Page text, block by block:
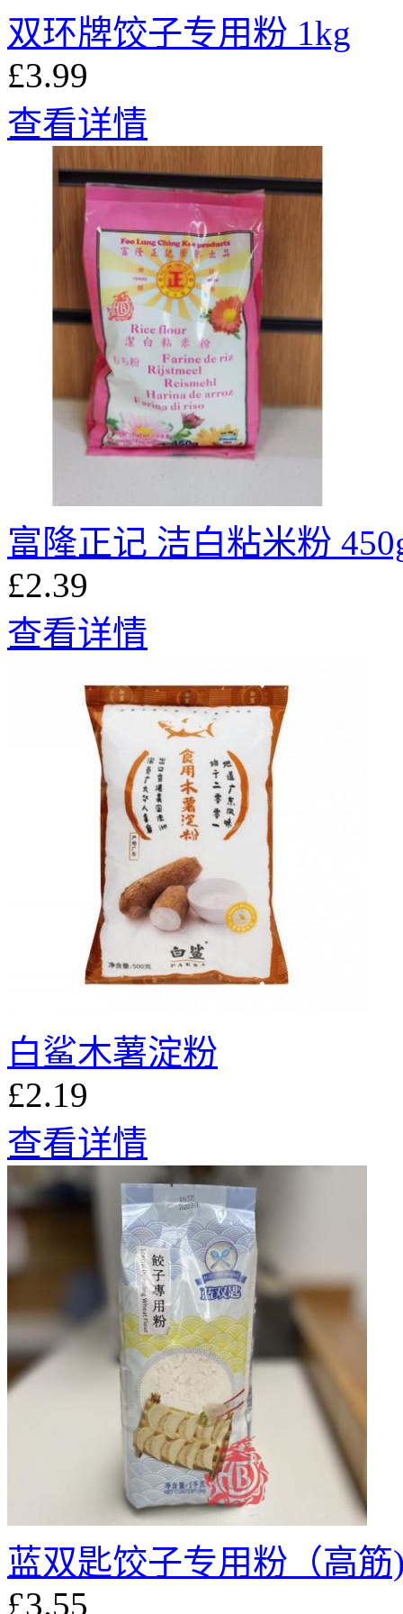
双环牌饺子专用粉 1kg
£3.99
查看详情
富隆正记 洁白粘米粉
£2.39
查看详情
白鲨木薯淀粉
£2.19
查看详情
蓝双匙饺子专用粉（高筋
£3.55